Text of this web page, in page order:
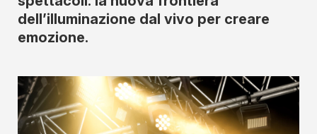
dell’illuminazione dal vivo per creare
emozione.